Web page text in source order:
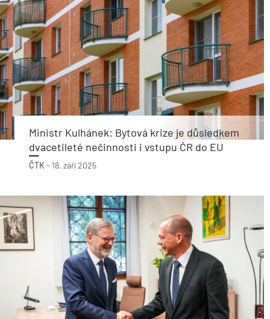
Ministr Kulhánek: Bytová krize je důsledkem
dvacetileté nečinnosti i vstupu ČR do EU
ČTK - 18. září 2025